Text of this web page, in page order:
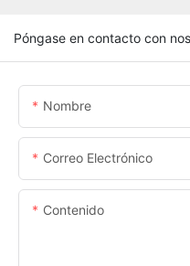
Póngase en contacto con
Nombre
Correo Electrónico
Contenido